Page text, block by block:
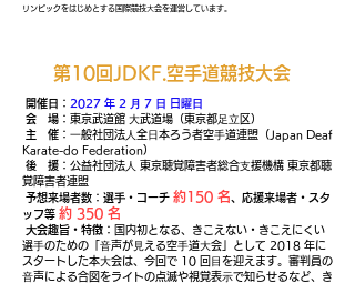
リンピックをはじめとする国際競技⼤会を運営しています。
​第10回JDKF.空手道競技大会
開催⽇ ： 2027 年 2 ⽉ 7 ⽇ 日曜⽇
会 場 ：東京武道館 ⼤武道場（東京都⾜⽴区）
主 催 ：⼀般社団法⼈全⽇本ろう者空⼿道連盟（Japan Deaf
Karate-do Federation）
後 援 ：公益社団法⼈ 東京聴覚障害者総合⽀援機構 東京都聴
覚障害者連盟
予想来場者数 ： 選⼿・コーチ 約150 名、応援来場者・スタ
ッフ等 約 350 名
⼤会趣旨・特徴 ：国内初となる、きこえない・きこえにくい
選⼿のための「⾳声が⾒える空⼿道⼤会」として 2018 年に
スタートした本⼤会は、今回で 10 回⽬を迎えます。審判員の
⾳声による合図をライトの点滅や視覚表⽰で知らせるなど、き